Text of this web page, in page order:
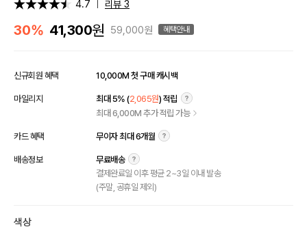
4.7 리뷰 3
30% 41,300원 59,000원 혜택안내
신규회원 혜택 10,000M 첫 구매 캐시백
마일리지 최대 5% (2,065원) 적립
최대 6,000M 추가 적립 가능
카드 혜택 무이자 최대 6개월
배송정보
무료배송
결제완료일 이후 평균 2~3일 이내 발송
(주말, 공휴일 제외)
색상